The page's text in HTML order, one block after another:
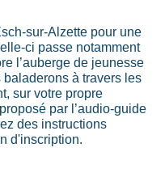
sur-Alzette pour une
ci passe notamment
l’auberge de jeunesse
à travers les
sur votre propre
par l’audio-guide
des instructions
d'inscription.